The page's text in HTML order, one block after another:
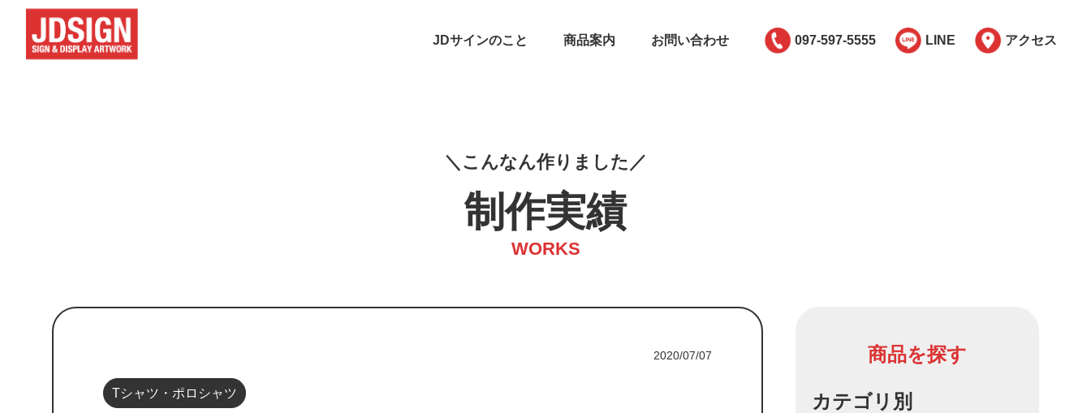
JDサインのこと 商品案内 お問い合わせ 097-597-5555 LINE アクセス
こ んなん作り ま した
制作実績
WORKS
2020/07/07
Tシャツ・ポロシャツ
商品を探す
カテゴリ別